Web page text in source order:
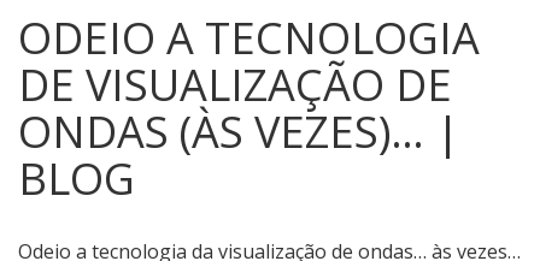
ODEIO A TECNOLOGIA
DE VISUALIZAÇÃO DE
ONDAS (ÀS VEZES)… |
BLOG
Odeio a tecnologia da visualização de ondas… às vezes…